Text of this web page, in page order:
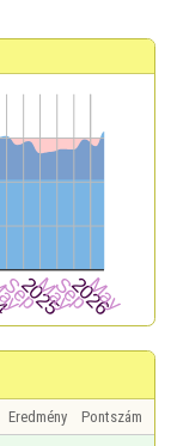
Eredmény
Pontszám